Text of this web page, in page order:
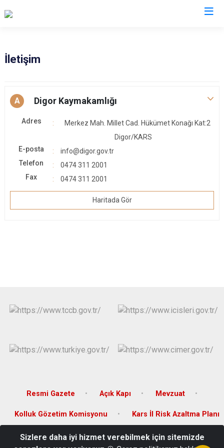
Arpaçay
Digor
Kağızman
İletişim
A Digor Kaymakamlığı
Adres
Merkez Mah. Millet Cad. Hükümet Konağı Kat:2
Digor/KARS
E-posta
info@digor.gov.tr
Telefon
0474 311 2001
Fax
0474 311 2001
Haritada Gör
Resmi Gazete Açık Kapı Mevzuat
Kolluk Gözetim Komisyonu Kars İl Risk Azaltma Planı
Hükümet Konağı Kat:2 Digor/KARS
Sizlere daha iyi hizmet verebilmek için sitemizde